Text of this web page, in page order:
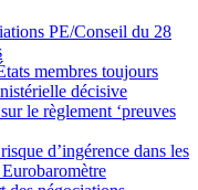
PE/Conseil du 28
membres toujours
décisive
le règlement ‘preuves
d’ingérence dans les